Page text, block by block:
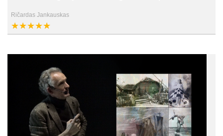
Ričardas Jankauskas